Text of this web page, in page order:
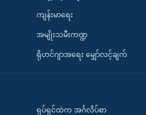
ကျန်းမာရေး
အမျိုးသမီးကဏ္ဍ
ရိုဟင်ဂျာအရေး မျှော်လင့်ချက်
ရုပ်ရှင်ထဲက အင်္ဂလိပ်စာ